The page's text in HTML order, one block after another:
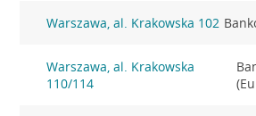
Warszawa, al. Krakowska 102
Warszawa, al. Krakowska
110/114